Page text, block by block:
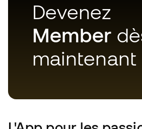
Devenez
Member
maintenant